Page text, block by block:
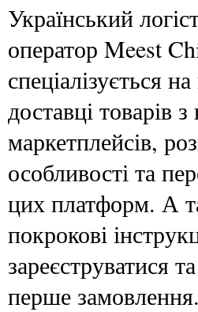
Український
оператор Meest
спеціалізується
доставці товарів
маркетплейсів,
особливості та
цих платформ. А
покрокові
зареєструватися
перше замовлення.